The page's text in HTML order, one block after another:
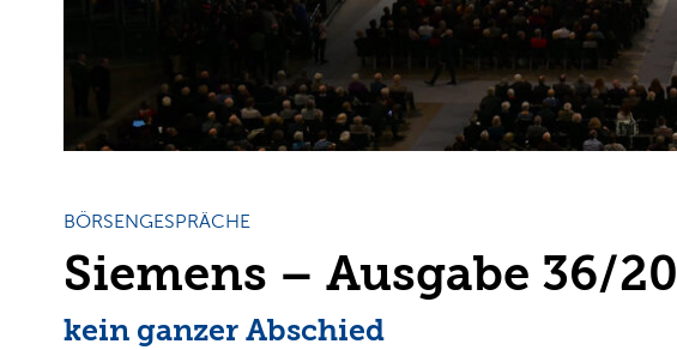
BÖRSENGESPRÄCHE
Siemens – Ausgabe 36/20
kein ganzer Abschied